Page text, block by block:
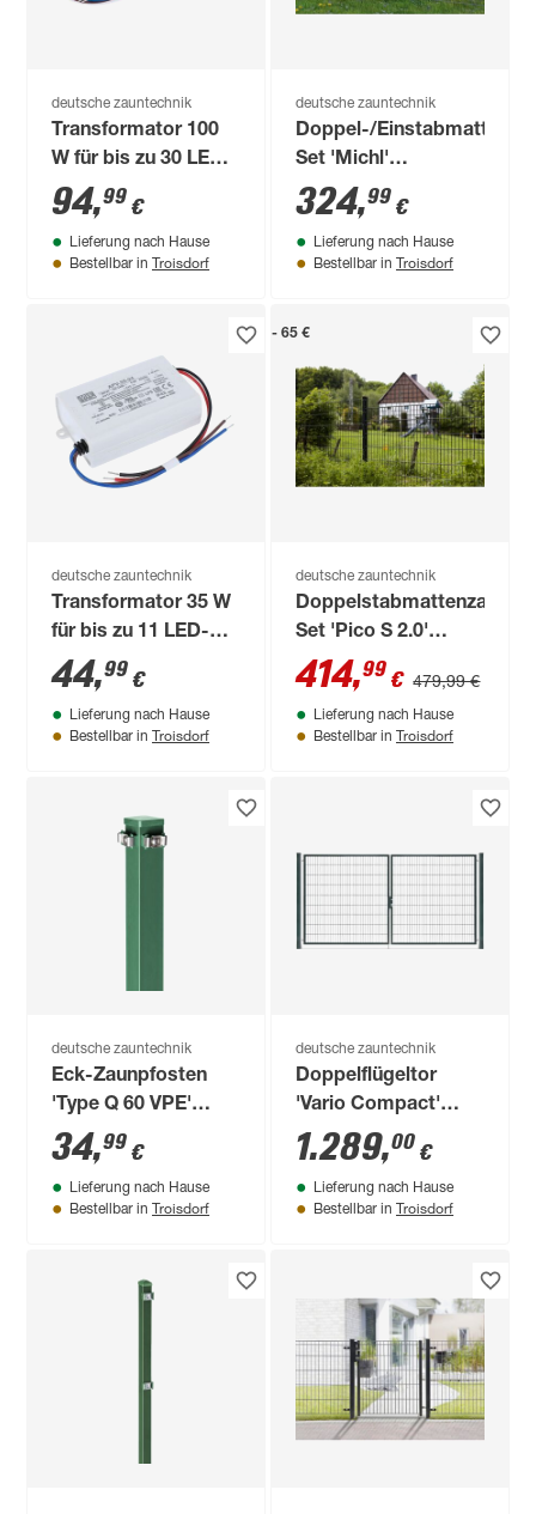
deutsche zauntechnik
Transformator 100
W für bis zu 30 LED-
Pfostenkappen
94,99 €
Lieferung nach Hause
Bestellbar in Troisdorf
deutsche zauntechnik
Doppel-/Einstabmatten-
Set 'Michl'
anthrazitgrau 1000 x
100 cm
324,99 €
Lieferung nach Hause
Bestellbar in Troisdorf
deutsche zauntechnik
Transformator 35 W
für bis zu 11 LED-
Pfostenkappen
44,99 €
Lieferung nach Hause
Bestellbar in Troisdorf
- 65 €
deutsche zauntechnik
Doppelstabmattenzaun-
Set 'Pico S 2.0'
anthrazit 1200 x 120
cm
414,99 € 479,99 €
Lieferung nach Hause
Bestellbar in Troisdorf
deutsche zauntechnik
Eck-Zaunpfosten
'Type Q 60 VPE'
moosgrün 150 cm,
für Zaunhöhe bis 103
cm
34,99 €
Lieferung nach Hause
Bestellbar in Troisdorf
deutsche zauntechnik
Doppelflügeltor
'Vario Compact'
anthrazit 360 x 180
cm
1.289,00 €
Lieferung nach Hause
Bestellbar in Troisdorf